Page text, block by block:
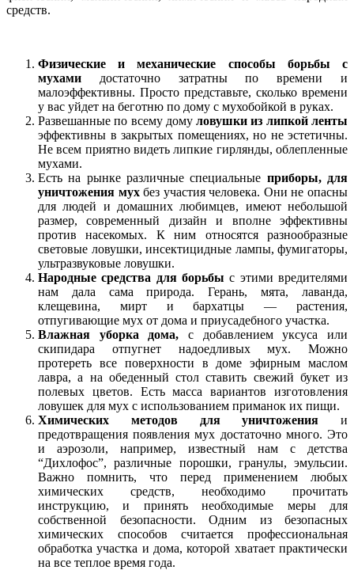
средств.
Физические и механические способы борьбы с
мухами достаточно затратны по времени и
малоэффективны. Просто представьте, сколько времени
у вас уйдет на беготню по дому с мухобойкой в руках.
Развешанные по всему домуловушки из липкой ленты
эффективны в закрытых помещениях, но не эстетичны.
Не всем приятно видеть липкие гирлянды, облепленные
мухами.
Есть на рынке различные специальные приборы, для
уничтожения мухбез участия человека. Они не опасны
для людей и домашних любимцев, имеют небольшой
размер, современный дизайн и вполне эффективны
против насекомых. К ним относятся разнообразные
световые ловушки, инсектицидные лампы, фумигаторы,
ультразвуковые ловушки.
Народные средства для борьбы с этими вредителями
нам дала сама природа. Герань, мята, лаванда,
клещевина, мирт и бархатцы — растения,
отпугивающие мух от дома и приусадебного участка.
Влажная уборка дома, с добавлением уксуса или
скипидара отпугнет надоедливых мух. Можно
протереть все поверхности в доме эфирным маслом
лавра, а на обеденный стол ставить свежий букет из
полевых цветов. Есть масса вариантов изготовления
ловушек для мух с использованием приманок их пищи.
Химических методов для уничтожения и
предотвращения появления мух достаточно много. Это
и аэрозоли, например, известный нам с детства
“Дихлофос”, различные порошки, гранулы, эмульсии.
Важно помнить, что перед применением любых
химических средств, необходимо прочитать
инструкцию, и принять необходимые меры для
собственной безопасности. Одним из безопасных
химических способов считается профессиональная
обработка участка и дома, которой хватает практически
на все теплое время года.